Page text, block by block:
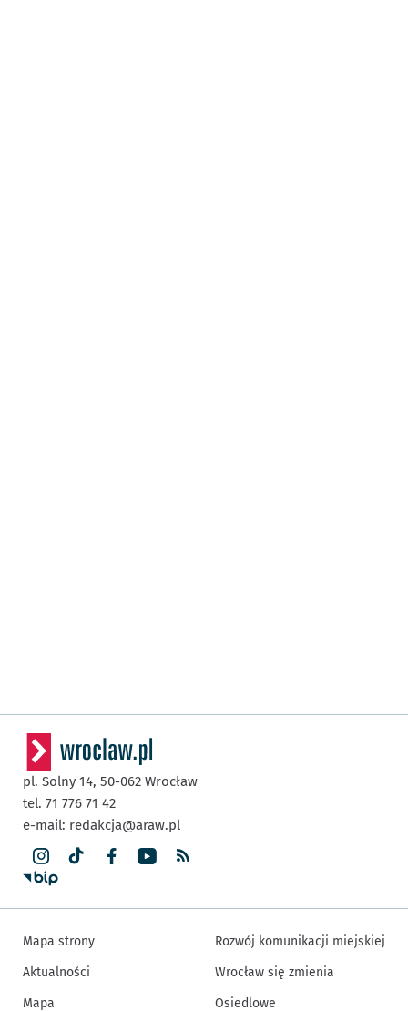
pl. Solny 14, 50-062 Wrocław
tel. 71 776 71 42
e-mail: redakcja@araw.pl
Mapa strony
Aktualności
Mapa
Rozwój komunikacji miejskiej
Wrocław się zmienia
Osiedlowe